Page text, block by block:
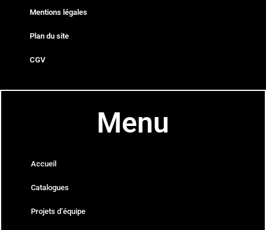
Mentions légales
Plan du site
CGV
Menu
Accueil
Catalogues
Projets d’équipe